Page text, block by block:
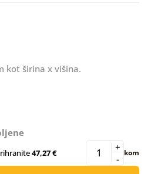
kot širina x višina.
47,27 € -
+ kom